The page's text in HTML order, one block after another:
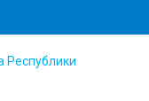
Республики